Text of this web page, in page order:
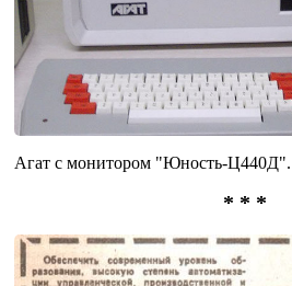
Агат с монитором "Юность-Ц440Д".
* * *